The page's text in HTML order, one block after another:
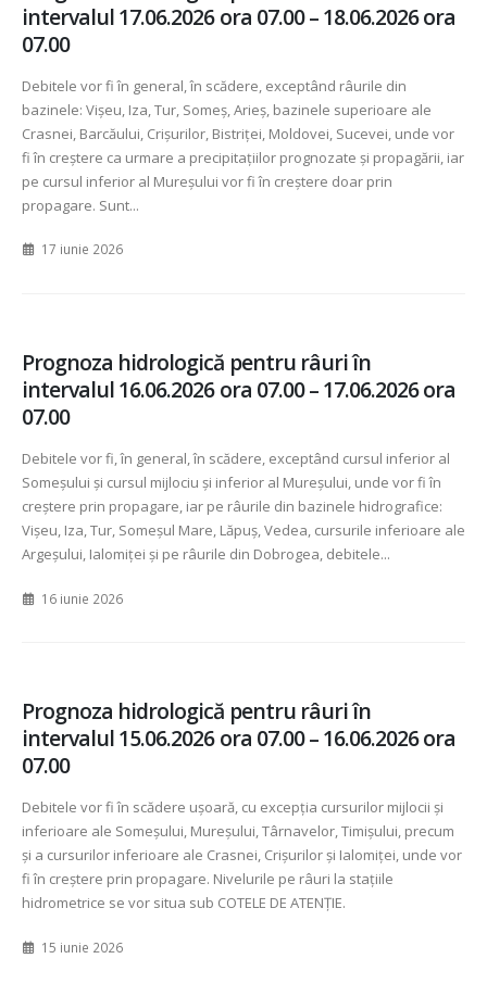
intervalul 17.06.2026 ora 07.00 – 18.06.2026 ora
07.00
Debitele vor fi în general, în scădere, exceptând râurile din
bazinele: Vișeu, Iza, Tur, Someș, Arieș, bazinele superioare ale
Crasnei, Barcăului, Crișurilor, Bistriței, Moldovei, Sucevei, unde vor
fi în creștere ca urmare a precipitațiilor prognozate și propagării, iar
pe cursul inferior al Mureșului vor fi în creștere doar prin
propagare. Sunt...
17 iunie 2026
Prognoza hidrologică pentru râuri în
intervalul 16.06.2026 ora 07.00 – 17.06.2026 ora
07.00
Debitele vor fi, în general, în scădere, exceptând cursul inferior al
Someșului și cursul mijlociu și inferior al Mureșului, unde vor fi în
creștere prin propagare, iar pe râurile din bazinele hidrografice:
Vișeu, Iza, Tur, Someșul Mare, Lăpuș, Vedea, cursurile inferioare ale
Argeșului, Ialomiței și pe râurile din Dobrogea, debitele...
16 iunie 2026
Prognoza hidrologică pentru râuri în
intervalul 15.06.2026 ora 07.00 – 16.06.2026 ora
07.00
Debitele vor fi în scădere ușoară, cu excepția cursurilor mijlocii și
inferioare ale Someșului, Mureșului, Târnavelor, Timișului, precum
și a cursurilor inferioare ale Crasnei, Crișurilor și Ialomiței, unde vor
fi în creștere prin propagare. Nivelurile pe râuri la stațiile
hidrometrice se vor situa sub COTELE DE ATENȚIE.
15 iunie 2026